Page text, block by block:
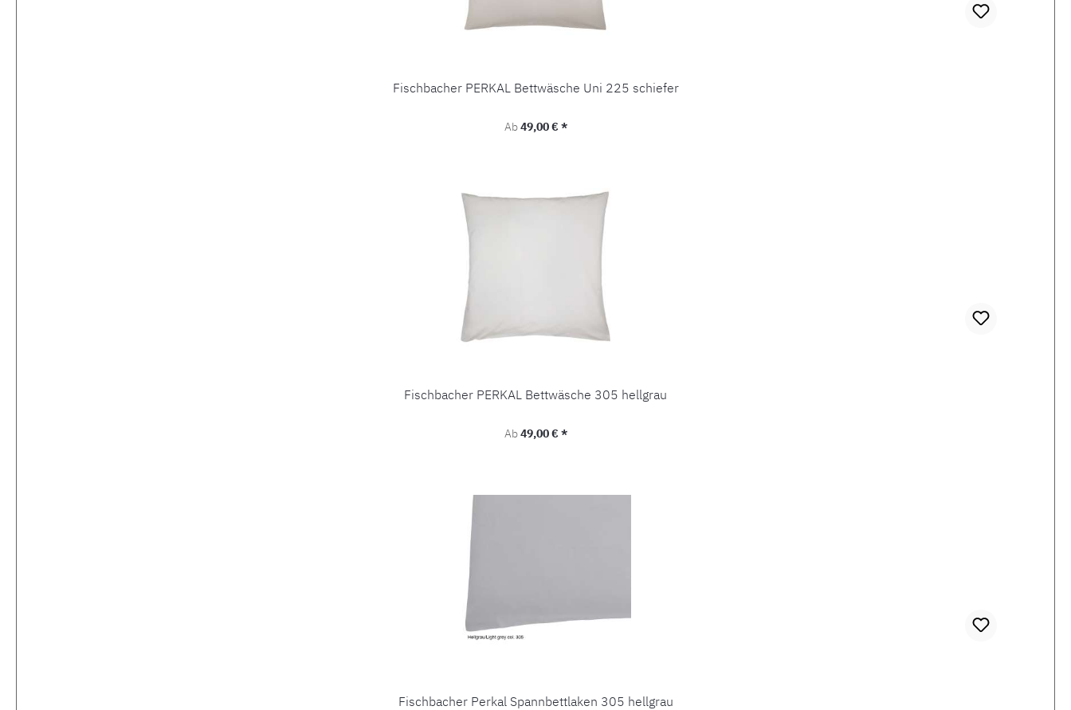
Fischbacher PERKAL Bettwäsche Uni 225 schiefer
Regulärer Preis:
Ab49,00 € *
Fischbacher PERKAL Bettwäsche 305 hellgrau
Regulärer Preis:
Ab49,00 € *
Fischbacher Perkal Spannbettlaken 305 hellgrau